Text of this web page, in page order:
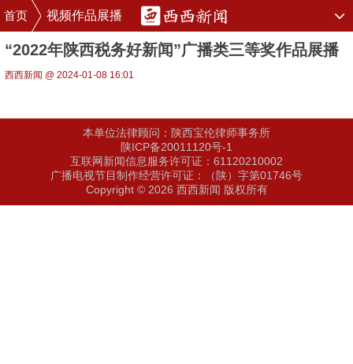
首页 视频作品展播
“2022年陕西税务好新闻”广播类三等奖作品展播
西西新闻 @ 2024-01-08 16:01
本单位法律顾问：陕西宝伦律师事务所
陕ICP备20011120号-1
互联网新闻信息服务许可证：61120210002
广播电视节目制作经营许可证：（陕）字第01746号
Copyright © 2026 西西新闻 版权所有